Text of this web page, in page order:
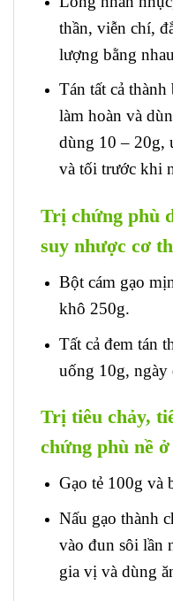
thần, viễn chí,
lượng bằng
Tán tất cả
làm hoàn và
dùng 10 – 20g,
và tối trước khi
Trị chứng phù
suy nhược cơ
Bột cám gạo
khô 250g.
Tất cả đem tán
uống 10g, ngày
Trị tiêu chảy,
chứng phù nề
Gạo tẻ 100g và
Nấu gạo thành
vào đun sôi lần
gia vị và dùng